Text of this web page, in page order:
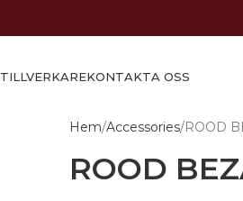
TILLVERKAREKONTAKTA OSS
Hem Accessories ROOD
ROOD